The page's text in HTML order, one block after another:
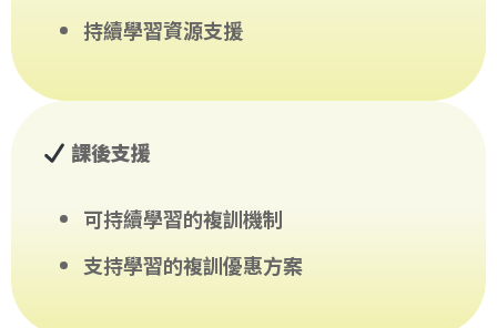
持續學習資源支援
課後支援
可持續學習的複訓機制
支持學習的複訓優惠方案